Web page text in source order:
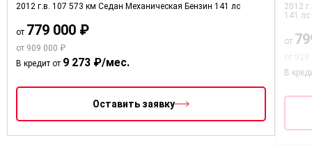
2012 г.в. 107 573 км Седан Механическая Бензин 141 лс
от 779 000 ₽
от 909 000 ₽
В кредит от 9 273 ₽/мес.
Оставить заявку
2012
141 лс
от
В